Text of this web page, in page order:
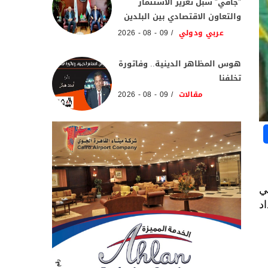
في
والتعاون الاقتصادي بين البلدين
عربي ودولي 09 - 08 - 2026
هوس المظاهر الدينية.. وفاتورة
تخلفنا
مقالات 09 - 08 - 2026